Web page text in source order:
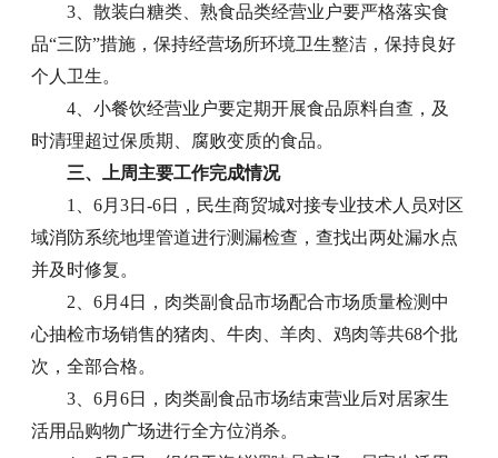
3、散装白糖类、熟食品类经营业户要严格落实食
品“三防”措施，保持经营场所环境卫生整洁，保持良好
个人卫生。
4、小餐饮经营业户要定期开展食品原料自查，及
时清理超过保质期、腐败变质的食品。
三、上周主要工作完成情况
1、6月3日-6日，民生商贸城对接专业技术人员对区
域消防系统地埋管道进行测漏检查，查找出两处漏水点
并及时修复。
2、6月4日，肉类副食品市场配合市场质量检测中
心抽检市场销售的猪肉、牛肉、羊肉、鸡肉等共68个批
次，全部合格。
3、6月6日，肉类副食品市场结束营业后对居家生
活用品购物广场进行全方位消杀。